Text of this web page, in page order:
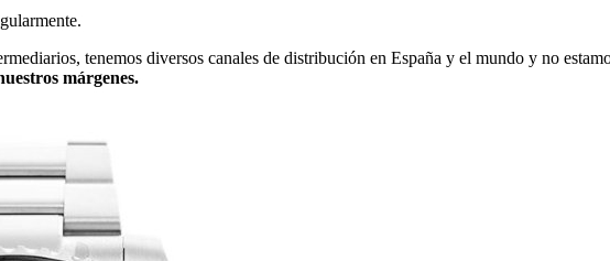
tenemos diversos canales de distribución en España y el mundo y no
márgenes.